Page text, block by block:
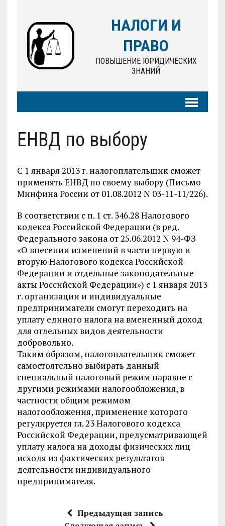
НАЛОГИ И
ПРАВО
ПОВЫШЕНИЕ ЮРИДИЧЕСКИХ
ЗНАНИЙ
ЕНВД по выбору
С 1 января 2013 г. налогоплательщик сможет
применять ЕНВД по своему выбору (Письмо
Минфина России от 01.08.2012 N 03-11-11/226).
В соответствии с п. 1 ст. 346.28 Налогового
кодекса Российской Федерации (в ред.
Федерального закона от 25.06.2012 N 94-ФЗ
«О внесении изменений в части первую и
вторую Налогового кодекса Российской
Федерации и отдельные законодательные
акты Российской Федерации») с 1 января 2013
г. организации и индивидуальные
предприниматели смогут переходить на
уплату единого налога на вмененный доход
для отдельных видов деятельности
добровольно.
Таким образом, налогоплательщик сможет
самостоятельно выбирать данный
специальный налоговый режим наравне с
другими режимами налогообложения, в
частности общим режимом
налогообложения, применение которого
регулируется гл. 23 Налогового кодекса
Российской Федерации, предусматривающей
уплату налога на доходы физических лиц
исходя из фактических результатов
деятельности индивидуального
предпринимателя.
Предыдущая запись